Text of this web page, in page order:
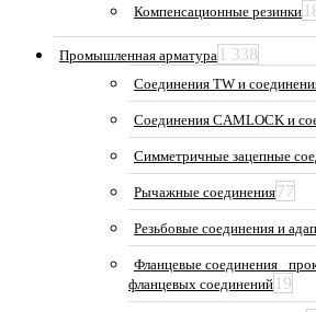
Компенсационные резинки
Промышленная арматура 1 338
Соединения TW и
Соединения CAMLOCK и
Симметричные зацепные
Рычажные соединения77
Резьбовые соединения и
Фланцевые соединения_
фланцевых соединений 19